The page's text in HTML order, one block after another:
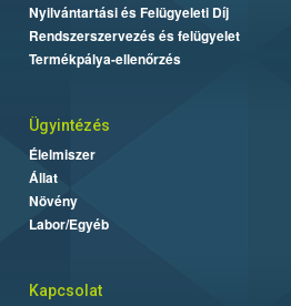
Nyilvántartási és Felügyeleti Díj
Rendszerszervezés és felügyelet
Termékpálya-ellenőrzés
Ügyintézés
Élelmiszer
Állat
Növény
Labor/Egyéb
Kapcsolat